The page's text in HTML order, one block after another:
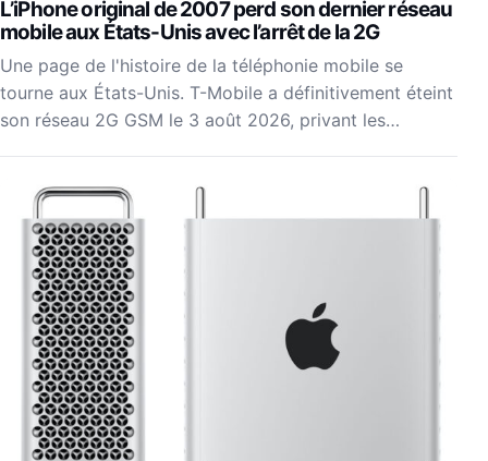
L’iPhone original de 2007 perd son dernier réseau
mobile aux États-Unis avec l’arrêt de la 2G
Une page de l'histoire de la téléphonie mobile se
tourne aux États-Unis. T-Mobile a définitivement éteint
son réseau 2G GSM le 3 août 2026, privant les…